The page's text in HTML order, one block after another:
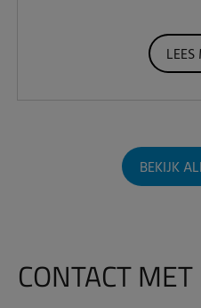
LEES
BEKIJK
CONTACT MET